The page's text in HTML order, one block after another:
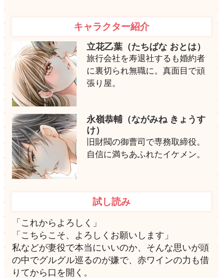
キャラクター紹介
立花乙葉（たちばな おとは）
旅行会社を寿退社するも婚約者
に裏切られ無職に。真面目で頑
張り屋。
永嶺恭輔（ながみね きょうす
け）
旧財閥の御曹司で専務取締役。
自信に満ちあふれたイケメン。
試し読み
「これからよろしく」
「こちらこそ、よろしくお願いします」
私などが妻役で本当にいいのか、そんな思いが頭
の中でグルグル巡るのが嫌で、赤ワインの力も借
りてから口を開く。